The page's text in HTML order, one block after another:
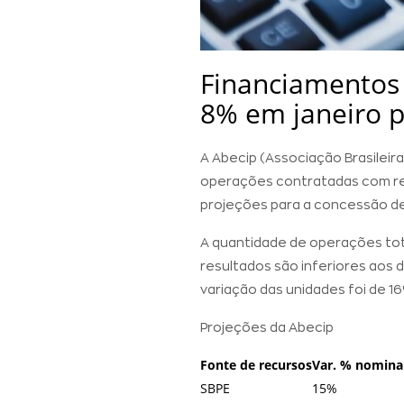
8% em janeiro
A Abecip (Associação
operações contratadas com
projeções para a concessão
A quantidade de operações
resultados são inferiores aos
variação das unidades foi de
Projeções da Abecip
Fonte de recursosVar. %
SBPE
15%